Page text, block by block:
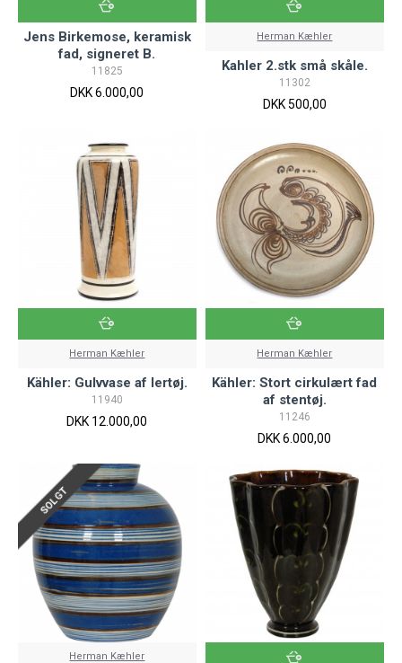
Jens Birkemose, keramisk
fad, signeret B.
11825
DKK 6.000,00
Herman Kæhler
Kahler 2.stk små skåle.
11302
DKK 500,00
Herman Kæhler
Kähler: Gulvvase af lertøj.
11940
DKK 12.000,00
Herman Kæhler
Kähler: Stort cirkulært fad
af stentøj.
11246
DKK 6.000,00
SOLGT
Herman Kæhler